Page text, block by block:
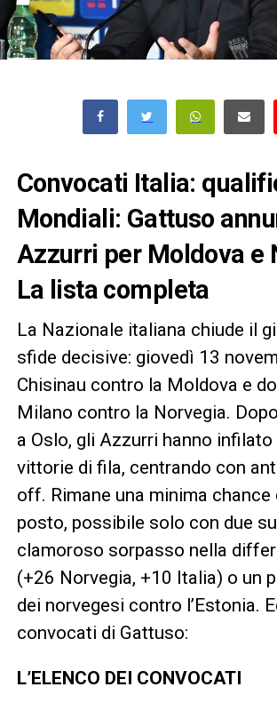
Convocati Italia:
Mondiali: Gattuso
Azzurri per Moldova e
La lista completa
La Nazionale italiana chiude il
sfide decisive: giovedì 13
Chisinau contro la Moldova e
Milano contro la Norvegia.
a Oslo, gli Azzurri hanno infilato
vittorie di fila, centrando con
off. Rimane una minima chance
posto, possibile solo con due
clamoroso sorpasso nella
(+26 Norvegia, +10 Italia) o un
dei norvegesi contro l’Estonia.
convocati di Gattuso:
L’ELENCO DEI CONVOCATI